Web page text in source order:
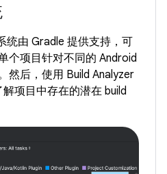
统由 Gradle 提供支持，可
个项目针对不同的 Android
然后，使用 Build Analyzer
项目中存在的潜在 build